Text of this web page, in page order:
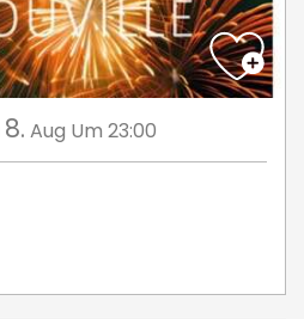
8. Aug Um 23:00